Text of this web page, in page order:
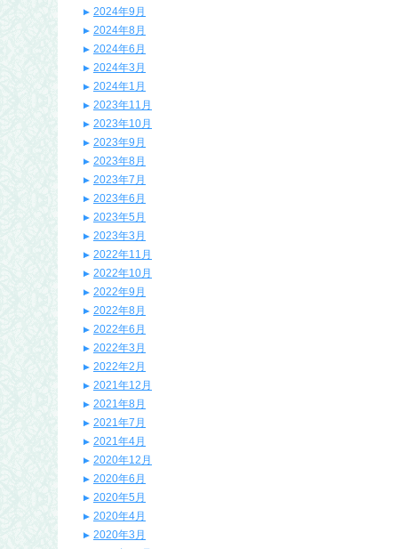
2024年9月
2024年8月
2024年6月
2024年3月
2024年1月
2023年11月
2023年10月
2023年9月
2023年8月
2023年7月
2023年6月
2023年5月
2023年3月
2022年11月
2022年10月
2022年9月
2022年8月
2022年6月
2022年3月
2022年2月
2021年12月
2021年8月
2021年7月
2021年4月
2020年12月
2020年6月
2020年5月
2020年4月
2020年3月